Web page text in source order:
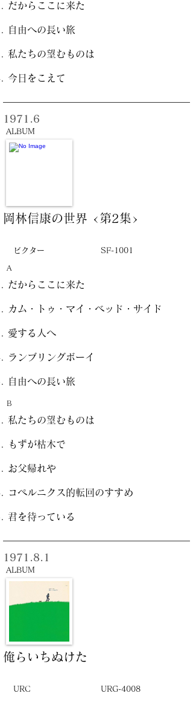
だからここに来た
自由への長い旅
私たちの望むものは
今日をこえて
岡林信康の世界 <第2集>
1971.6
ALBUM
ビクター SF-1001
A
だからここに来た
カム・トゥ・マイ・ベッド・サイド
愛する人へ
ランブリングボーイ
自由への長い旅
B
私たちの望むものは
もずが枯木で
お父帰れや
コペルニクス的転回のすすめ
君を待っている
俺らいちぬけた
1971.8.1
ALBUM
URC URG-4008